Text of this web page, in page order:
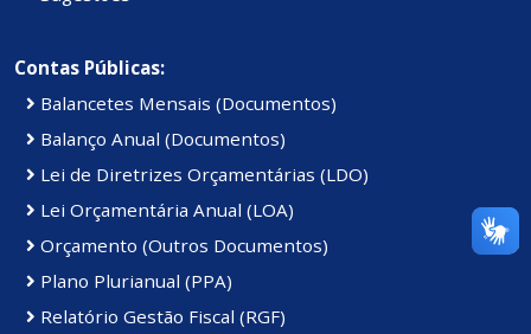
Contas Públicas:
Balancetes Mensais (Documentos)
Balanço Anual (Documentos)
Lei de Diretrizes Orçamentárias (LDO)
Lei Orçamentária Anual (LOA)
Orçamento (Outros Documentos)
Plano Plurianual (PPA)
Relatório Gestão Fiscal (RGF)